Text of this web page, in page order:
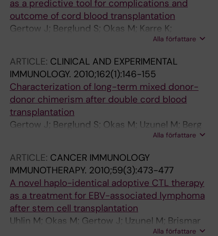
as a predictive tool for complications and
outcome of cord blood transplantation
Gertow J; Berglund S; Okas M; Karre K;
Remberger M; Mattsson J; Uhlin MAlla författare
ARTICLE: CLINICAL AND EXPERIMENTAL
IMMUNOLOGY. 2010;162(1):146-155
Characterization of long-term mixed donor-
donor chimerism after double cord blood
transplantation
Gertow J; Berglund S; Okas M; Uzunel M; Berg
Alla författare
ARTICLE: CANCER IMMUNOLOGY
IMMUNOTHERAPY. 2010;59(3):473-477
A novel haplo-identical adoptive CTL therapy
as a treatment for EBV-associated lymphoma
after stem cell transplantation
Uhlin M; Okas M; Gertow J; Uzunel M; Brismar
Alla författare